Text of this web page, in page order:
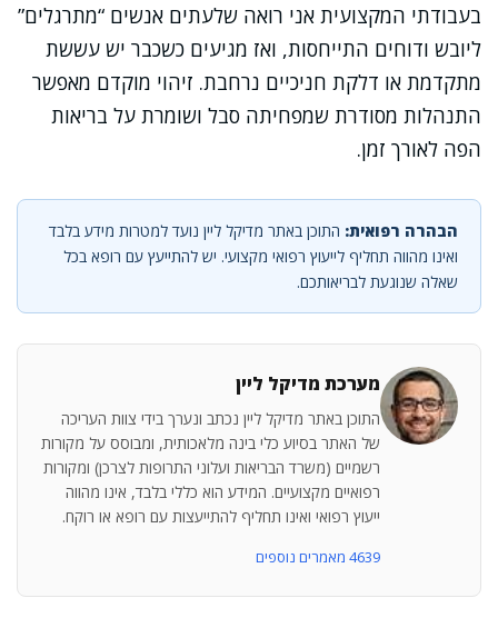
בעבודתי המקצועית אני רואה שלעתים אנשים “מתרגלים”
ליובש ודוחים התייחסות, ואז מגיעים כשכבר יש עששת
מתקדמת או דלקת חניכיים נרחבת. זיהוי מוקדם מאפשר
התנהלות מסודרת שמפחיתה סבל ושומרת על בריאות
הפה לאורך זמן.
הבהרה רפואית: התוכן באתר מדיקל ליין נועד למטרות מידע בלבד
ואינו מהווה תחליף לייעוץ רפואי מקצועי. יש להתייעץ עם רופא בכל
שאלה שנוגעת לבריאותכם.
מערכת מדיקל ליין
התוכן באתר מדיקל ליין נכתב ונערך בידי צוות העריכה
של האתר בסיוע כלי בינה מלאכותית, ומבוסס על מקורות
רשמיים (משרד הבריאות ועלוני התרופות לצרכן) ומקורות
רפואיים מקצועיים. המידע הוא כללי בלבד, אינו מהווה
ייעוץ רפואי ואינו תחליף להתייעצות עם רופא או רוקח.
4639 מאמרים נוספים